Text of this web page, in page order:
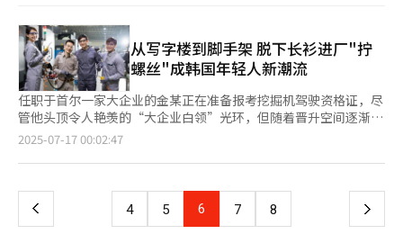
提供个性化、定制化的解决方案。“KB Liiv M”不仅推出5G套餐
资费，还陆续推出智能手表及平板套餐、好友共享套餐、eSIM服
务和流量返现等优惠，深受用户欢迎。 值得关注的是，居住在韩
国的外籍人员也可以利用廉价手机通信服务。根据KB国民银行的
相关规定，持有外国人登录证且在韩合法停留期剩余30天以上的外
籍人员均可开通该服务，享受与韩国居民同等的资费标准和优惠政
策。 在服务满意度方面，自2021年下半年起，“KB Liiv M”连续
八次在消费者调查机构Consumer Insight满意度调查中位居首
位，巩固了其在MVNO市场的领军地位。在最新公布的调查
先优势明显。截至今年6月，该品牌用户数量已突破43.7万人。 银
行进军虚拟通信市场，并不仅仅是为了扩大业务范围，更重要的是
通过整合用户的金融与通信数据，构建更精准、个性化的服务体
看，原材料矿产品（2.1%）上涨的同时，由于化学产品
（-2.2%），计算机、电子及光学设备（-1.8%）的下降，使中间
材料整体下滑1.6%。资本材料和消费材料分别下降1.1%和1%。
其中，咖啡（-13.5%）、丁酮（-7.3%）、初级镍产品
（-3.0%）、闪存（-2%）、二次电池（-2.8%）等的价格跌幅尤
为显著。央行表示，虽然国际油价上涨，但韩元升值促使进口物价
整体下滑。 汇率方面，6月韩元兑美元平均汇率为1366.95韩元
（约合人民币7.08元），较5月的1394.49韩元升值2%。同时，国
际油价以迪拜原油为基准，月均价格从每桶63.73美元上涨至69.26
迪拜原油价格环比下跌约1%，汇率基本持平。目前，虽然油价和
汇率对进口物价的影响不大，但考虑到全球范围内仍存在诸多不确
从写字楼到脚手架 脱下长衫进厂"拧
螺丝"成韩国年轻人新潮流
任职于首尔一家大企业的金某正在准备报考挖掘机驾驶资格证，尽
管他头顶令人艳羡的“大企业白领”光环，但随着晋升空间逐渐被
压缩，精神压力倍增，他彻底改变了想法。金某表示，单纯的体力
畜”来说十分具有吸引力。 长期被就业市场边缘化的蓝领职业正
位日益减少。尤其是学历门槛和收入水平越高的白领，被AI取代的
可能性越大，反而是蓝领多从事的体力劳动难以被技术取代。在美
2025-07-17 00:02:47
上
页
4 5 6 7 8 下